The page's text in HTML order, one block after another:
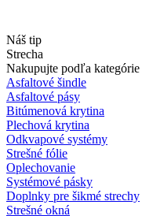
Náš tip
Strecha
Nakupujte podľa kategórie
Asfaltové šindle
Asfaltové pásy
Bitúmenová krytina
Plechová krytina
Odkvapové systémy
Strešné fólie
Oplechovanie
Systémové pásky
Doplnky pre šikmé strechy
Strešné okná